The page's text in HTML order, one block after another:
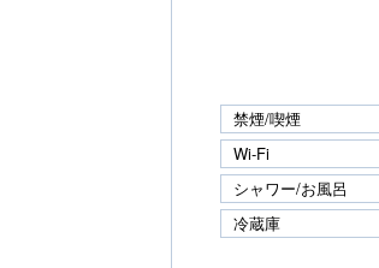
禁煙/喫煙
Wi-Fi
シャワー/お風呂
冷蔵庫